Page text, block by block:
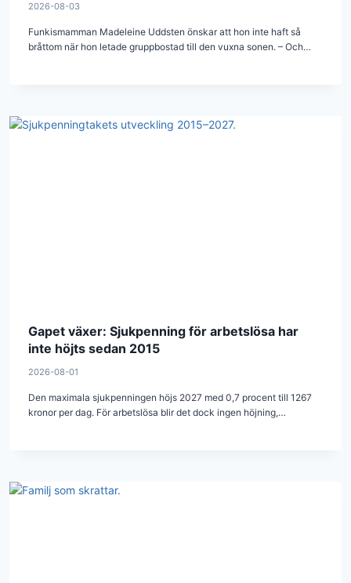
2026-08-03
Funkismamman Madeleine Uddsten önskar att hon inte haft så
bråttom när hon letade gruppbostad till den vuxna sonen. – Och…
Gapet växer: Sjukpenning för arbetslösa har
inte höjts sedan 2015
2026-08-01
Den maximala sjukpenningen höjs 2027 med 0,7 procent till 1267
kronor per dag. För arbetslösa blir det dock ingen höjning,…